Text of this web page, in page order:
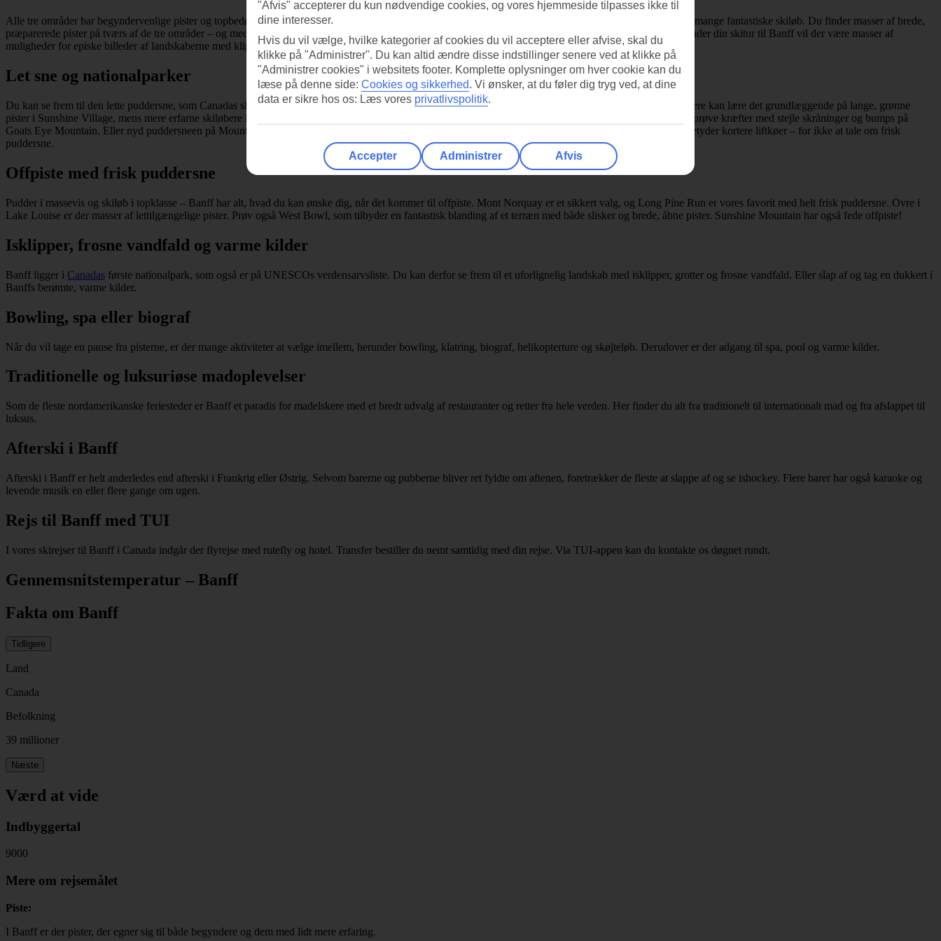
Alle tre områder har begyndervenlige pister og topbedømte skiskoler for dem, der gerne vil i gang. Og du, der allerede har noget skierfaring, vil kunne nyde mange fantastiske skiløb. Du finder masser af brede,
præparerede pister på tværs af de tre områder – og med den dramatiske udsigt over Rocky Mountains er oplevelsen komplet. Et tip: Hav din telefon klar – under din skitur til Banff vil der være masser af
muligheder for episke billeder af landskaberne med klipper og bjerge – og glem ikke at holde øje med det spændende og lokale dyreliv.
Let sne og nationalparker
Du kan se frem til den lette puddersne, som Canadas skisportssteder er kendt for – og selvfølgelig det smukke landskab fyldt med nationalparker. Nybegyndere kan lære det grundlæggende på lange, grønne
pister i Sunshine Village, mens mere erfarne skiløbere kan udforske back bowls i Lake Louise. Du kan også tage til Sunshine-området, hvis du har lyst til at prøve kræfter med stejle skråninger og bumps på
Goats Eye Mountain. Eller nyd puddersneen på Mount Norquay i selskab med de lokale. Her er der ofte mere stille end i andre dele af skiområdet, hvilket betyder kortere liftkøer – for ikke at tale om frisk
puddersne.
Offpiste med frisk puddersne
Pudder i massevis og skiløb i topklasse – Banff har alt, hvad du kan ønske dig, når det kommer til offpiste. Mont Norquay er et sikkert valg, og Long Pine Run er vores favorit med helt frisk puddersne. Ovre i
Lake Louise er der masser af lettilgængelige pister. Prøv også West Bowl, som tilbyder en fantastisk blanding af et terræn med både slisker og brede, åbne pister. Sunshine Mountain har også fede offpiste!
Isklipper, frosne vandfald og varme kilder
Banff ligger i Canadas første nationalpark, som også er på UNESCOs verdensarvsliste. Du kan derfor se frem til et uforlignelig landskab med isklipper, grotter og frosne vandfald. Eller slap af og tag en dukkert i
Banffs berømte, varme kilder.
Bowling, spa eller biograf
Når du vil tage en pause fra pisterne, er der mange aktiviteter at vælge imellem, herunder bowling, klatring, biograf, helikopterture og skøjteløb. Derudover er der adgang til spa, pool og varme kilder.
Traditionelle og luksuriøse madoplevelser
Som de fleste nordamerikanske feriesteder er Banff et paradis for madelskere med et bredt udvalg af restauranter og retter fra hele verden. Her finder du alt fra traditionelt til internationalt mad og fra afslappet til
luksus.
Afterski i Banff
Afterski i Banff er helt anderledes end afterski i Frankrig eller Østrig. Selvom barerne og pubberne bliver ret fyldte om aftenen, foretrækker de fleste at slappe af og se ishockey. Flere barer har også karaoke og
levende musik en eller flere gange om ugen.
Rejs til Banff med TUI
I vores skirejser til Banff i Canada indgår der flyrejse med rutefly og hotel. Transfer bestiller du nemt samtidig med din rejse. Via TUI-appen kan du kontakte os døgnet rundt.
Gennemsnitstemperatur – Banff
Fakta om Banff
Tidligere
Land
Canada
Befolkning
39 millioner
Næste
Værd at vide
Indbyggertal
9000
Mere om rejsemålet
Piste:
I Banff er der pister, der egner sig til både begyndere og dem med lidt mere erfaring.
"Afvis" accepterer du kun nødvendige cookies, og vores hjemmeside tilpasses ikke til
dine interesser.
Hvis du vil vælge, hvilke kategorier af cookies du vil acceptere eller afvise, skal du
klikke på "Administrer". Du kan altid ændre disse indstillinger senere ved at klikke på
"Administrer cookies" i websitets footer. Komplette oplysninger om hver cookie kan du
læse på denne side: Cookies og sikkerhed. Vi ønsker, at du føler dig tryg ved, at dine
data er sikre hos os: Læs vores privatlivspolitik.
Accepter Administrer Afvis